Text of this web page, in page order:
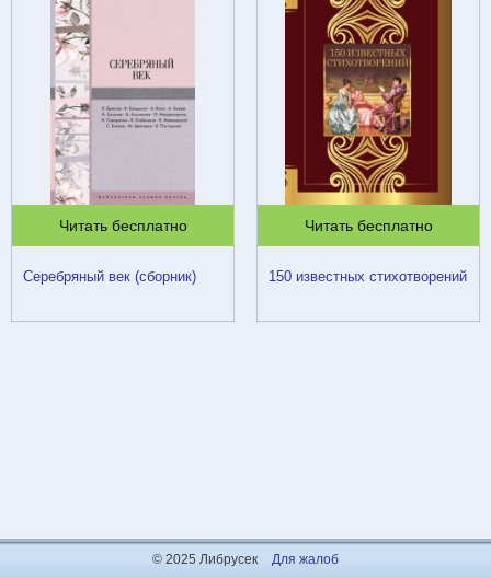
Читать бесплатно
Серебряный век (сборник)
Читать бесплатно
150 известных стихотворений
© 2025 Либрусек Для жалоб